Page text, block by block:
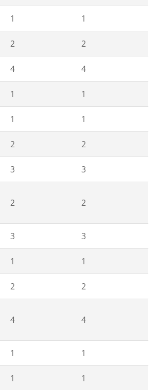
1 1
2 2
4 4
1 1
1 1
2 2
3 3
2 2
3 3
1 1
2 2
4 4
1 1
1 1